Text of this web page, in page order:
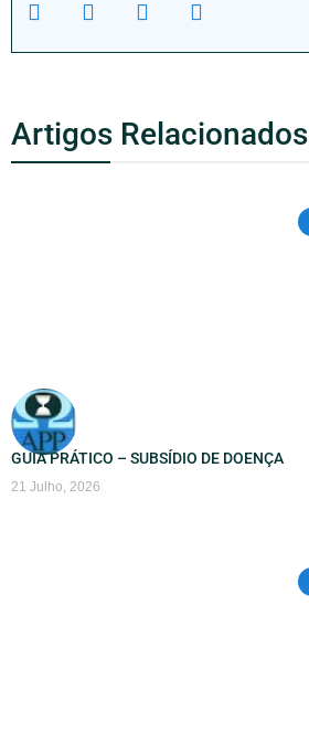
Artigos Relacionados
GUIA PRÁTICO – SUBSÍDIO DE DOENÇA
21 Julho, 2026